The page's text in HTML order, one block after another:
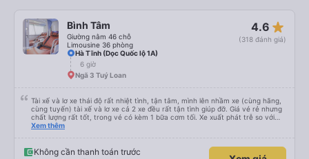
Bình Tâm
Giường nằm 46 chỗ
Limousine 36 phòng
4.6 star_rate
(318 đánh giá)
Hà Tĩnh (Dọc Quốc lộ 1A)
6 giờ
Ngã 3 Tuý Loan
Tài xế và lơ xe thái độ rất nhiệt tình, tận tâm, mình lên nhầm xe (cùng hãng,
cùng tuyến) tài xế và lơ xe cả 2 xe đều rất tận tình giúp đỡ. Giá vé rẻ nhưng
chất lượng rất tốt, trong vé có kèm 1 bữa cơm tối. Xe xuất phát trễ so với
trên app 45p, nhưng do bão nên trời mưa rất to, có thể thông cảm được.
Xem thêm
Không cần thanh toán trước